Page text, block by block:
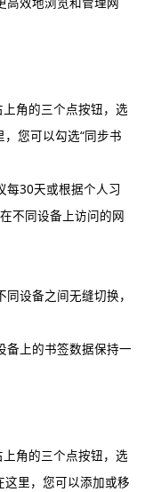
角的三个点按钮，选
，您可以勾选“同步书
每30天或根据个人习
不同设备上访问的网
设备之间无缝切换，
备上的书签数据保持一
角的三个点按钮，选
这里，您可以添加或移